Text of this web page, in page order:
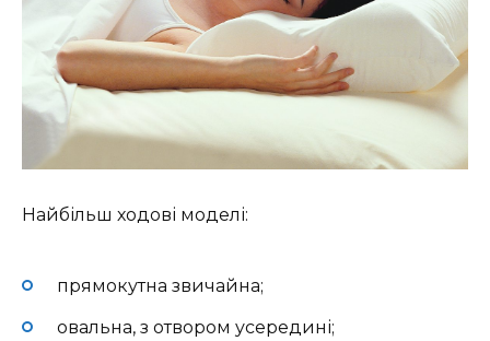
Найбільш ходові моделі:
прямокутна звичайна;
овальна, з отвором усередині;